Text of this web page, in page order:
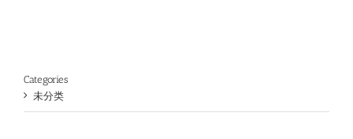
Categories
未分类